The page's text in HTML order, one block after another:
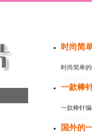
时尚简
时尚简单
一款棒
一款棒针
国外的